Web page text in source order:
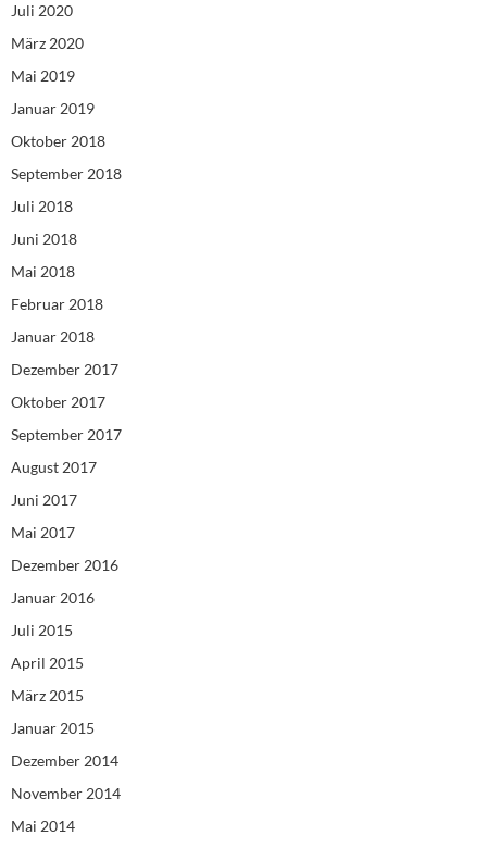
Juli 2020
März 2020
Mai 2019
Januar 2019
Oktober 2018
September 2018
Juli 2018
Juni 2018
Mai 2018
Februar 2018
Januar 2018
Dezember 2017
Oktober 2017
September 2017
August 2017
Juni 2017
Mai 2017
Dezember 2016
Januar 2016
Juli 2015
April 2015
März 2015
Januar 2015
Dezember 2014
November 2014
Mai 2014